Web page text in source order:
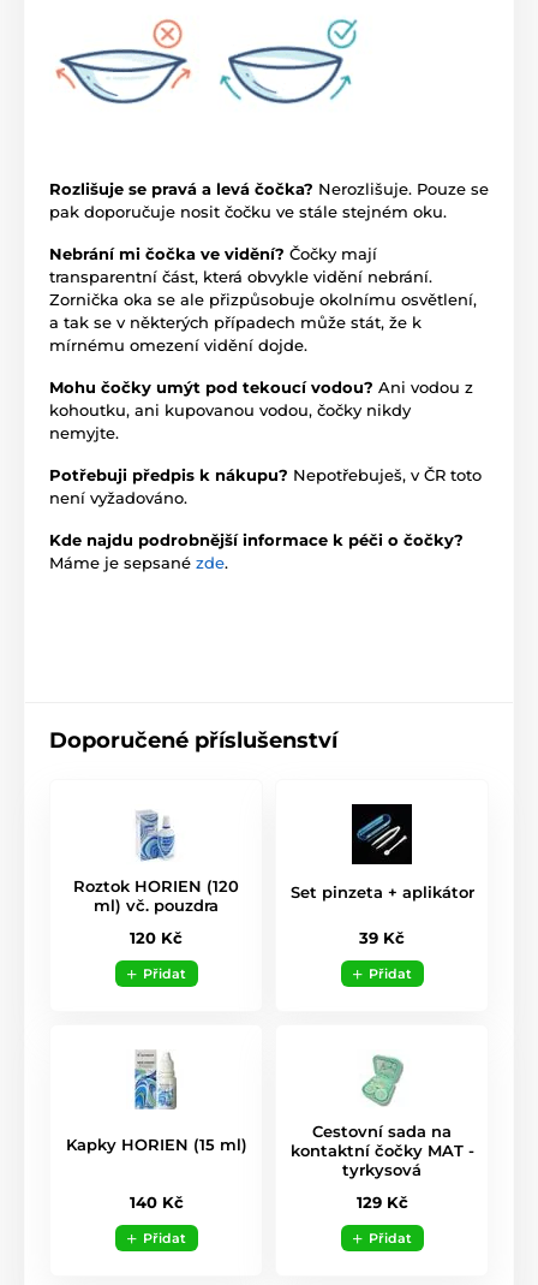
Rozlišuje se pravá a levá čočka? Nerozlišuje. Pouze se
pak doporučuje nosit čočku ve stále stejném oku.
Nebrání mi čočka ve vidění? Čočky mají
transparentní část, která obvykle vidění nebrání.
Zornička oka se ale přizpůsobuje okolnímu osvětlení,
a tak se v některých případech může stát, že k
mírnému omezení vidění dojde.
Mohu čočky umýt pod tekoucí vodou? Ani vodou z
kohoutku, ani kupovanou vodou, čočky nikdy
nemyjte.
Potřebuji předpis k nákupu? Nepotřebuješ, v ČR toto
není vyžadováno.
Kde najdu podrobnější informace k péči o čočky?
Máme je sepsané zde.
Doporučené příslušenství
Roztok HORIEN (120
ml) vč. pouzdra
120 Kč
Přidat
Set pinzeta + aplikátor
39 Kč
Přidat
Kapky HORIEN (15 ml)
140 Kč
Přidat
Cestovní sada na
kontaktní čočky MAT -
tyrkysová
129 Kč
Přidat